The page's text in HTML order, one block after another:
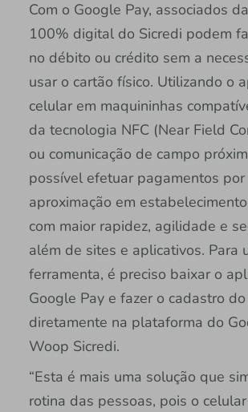
Com o Google Pay, associados
100% digital do Sicredi podem
no débito ou crédito sem a
usar o cartão físico. Utilizando o
celular em maquininhas
da tecnologia NFC (Near Field
ou comunicação de campo
possível efetuar pagamentos por
aproximação em
com maior rapidez, agilidade e
além de sites e aplicativos. Para
ferramenta, é preciso baixar o
Google Pay e fazer o cadastro
diretamente na plataforma do
Woop Sicredi.
“Esta é mais uma solução que
rotina das pessoas, pois o